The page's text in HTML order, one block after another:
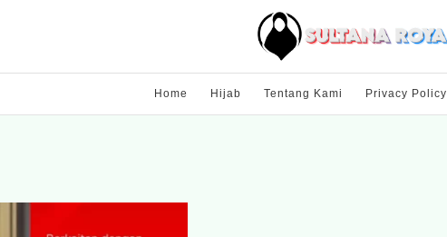
Home Hijab Tentang Kami Privacy Policy